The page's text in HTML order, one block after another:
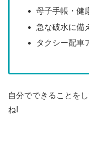
母子手帳・健
急な破水に備
タクシー配車
自分でできることを
ね!